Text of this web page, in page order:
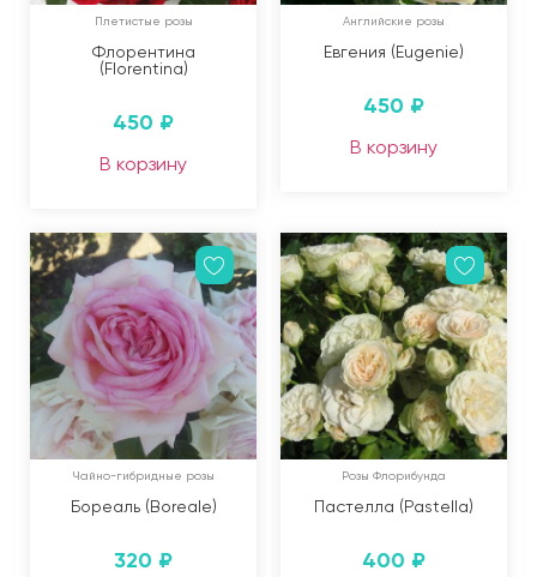
Плетистые розы
Флорентина
(Florentina)
450 ₽
В корзину
Английские розы
Евгения (Eugenie)
450 ₽
В корзину
Чайно-гибридные розы
Бореаль (Boreale)
320 ₽
Розы Флорибунда
Пастелла (Pastella)
400 ₽